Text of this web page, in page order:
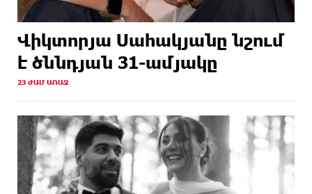
Վիկտորյա Սահակյանը նշում
է ծննդյան 31-ամյակը
23 ԺԱՄ ԱՌԱՋ